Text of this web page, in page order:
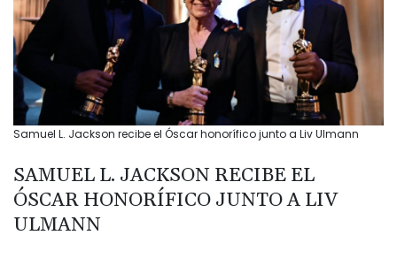
Samuel L. Jackson recibe el Óscar honorífico junto a Liv Ulmann
SAMUEL L. JACKSON RECIBE EL
ÓSCAR HONORÍFICO JUNTO A LIV
ULMANN